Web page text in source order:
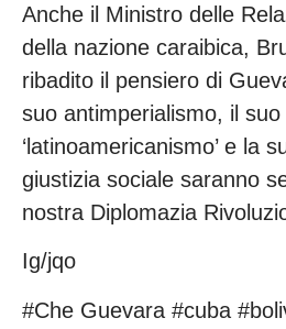
Anche il Ministro delle
della nazione caraibica,
ribadito il pensiero di
suo antimperialismo, il suo
‘latinoamericanismo’ e la
giustizia sociale saranno
nostra Diplomazia
Ig/jqo
#Che Guevara #cuba